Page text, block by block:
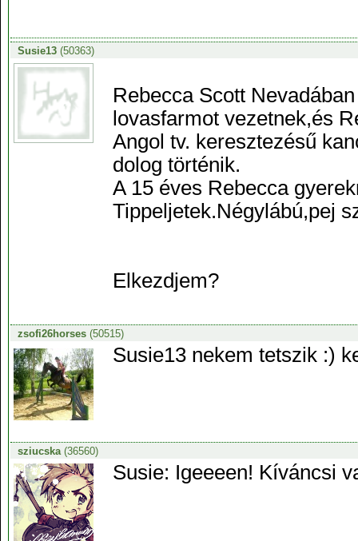
Susie13(50363)
Rebecca Scott
lovasfarmot vezetnek,és
Angol tv. keresztezésű
dolog történik.
A 15 éves Rebecca
Tippeljetek.Négylábú,pej
Elkezdjem?
zsofi26horses(50515)
Susie13 nekem tetszik :)
sziucska(36560)
Susie: Igeeeen! Kíváncsi